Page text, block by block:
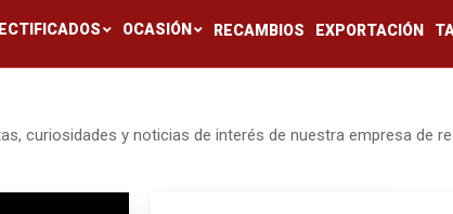
OCASIÓN RECAMBIOS EXPORTACIÓN
curiosidades y noticias de interés de nuestra empresa de